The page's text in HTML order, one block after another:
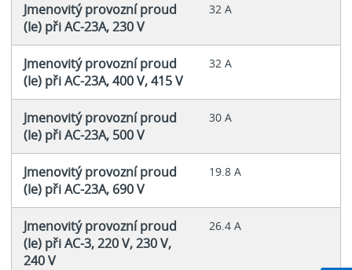
Jmenovitý provozní proud
(Ie) při AC-23A, 230 V
32 A
Jmenovitý provozní proud
(Ie) při AC-23A, 400 V, 415 V
32 A
Jmenovitý provozní proud
(Ie) při AC-23A, 500 V
30 A
Jmenovitý provozní proud
(Ie) při AC-23A, 690 V
19.8 A
Jmenovitý provozní proud
(Ie) při AC-3, 220 V, 230 V,
240 V
26.4 A